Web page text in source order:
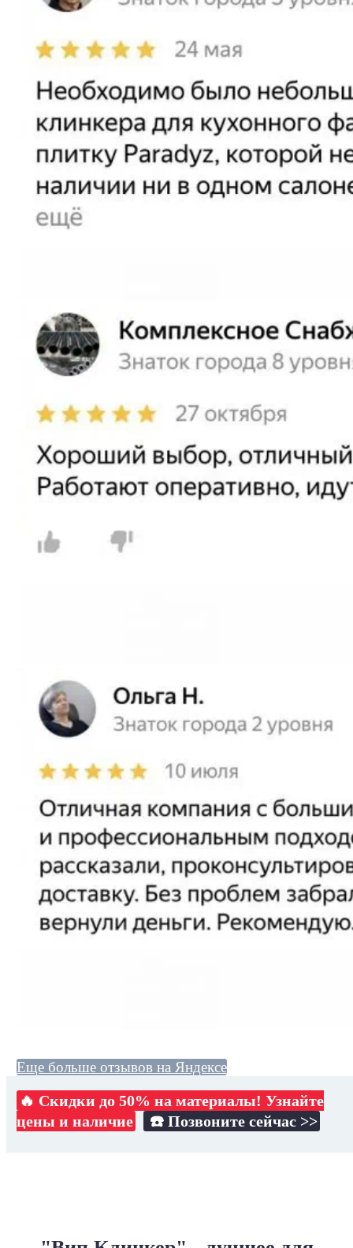
Еще больше отзывов на Яндексе
🔥 Скидки до 50% на материалы! Узнайте
цены и наличие
☎️ Позвоните сейчас >>